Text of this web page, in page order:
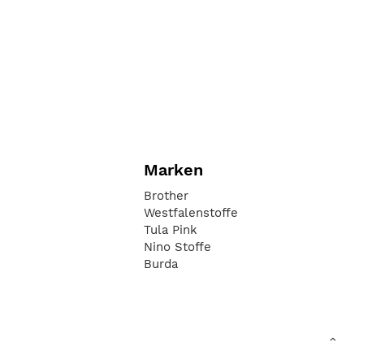
Marken
Brother
Westfalenstoffe
Tula Pink
Nino Stoffe
Burda